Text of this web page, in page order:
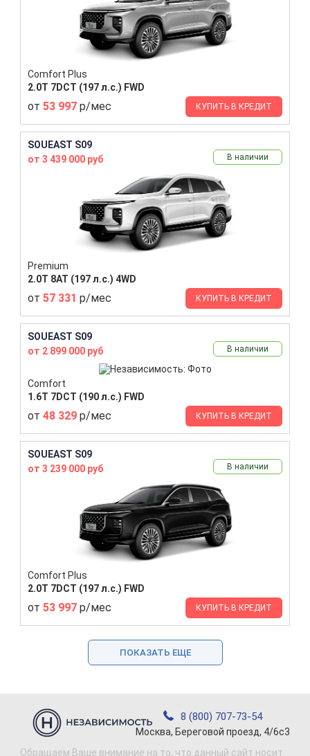
Comfort Plus
2.0T 7DCT (197 л.с.) FWD
от 53 997 р/мес КУПИТЬ В КРЕДИТ
SOUEAST S09
от 3 439 000 руб
В наличии
Premium
2.0T 8AT (197 л.с.) 4WD
от 57 331 р/мес КУПИТЬ В КРЕДИТ
SOUEAST S09
от 2 899 000 руб
В наличии
Comfort
1.6T 7DCT (190 л.с.) FWD
от 48 329 р/мес КУПИТЬ В КРЕДИТ
SOUEAST S09
от 3 239 000 руб
В наличии
Comfort Plus
2.0T 7DCT (197 л.с.) FWD
от 53 997 р/мес КУПИТЬ В КРЕДИТ
ПОКАЗАТЬ ЕЩЕ
8 (800) 707-73-54
Москва, Береговой проезд, 4/6с3
Обращаем Ваше внимание на то, что данный сайт носит